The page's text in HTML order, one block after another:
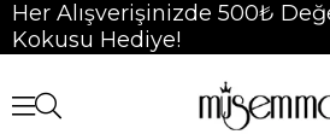
Her Alışverişinizde 500₺
Kokusu Hediye!